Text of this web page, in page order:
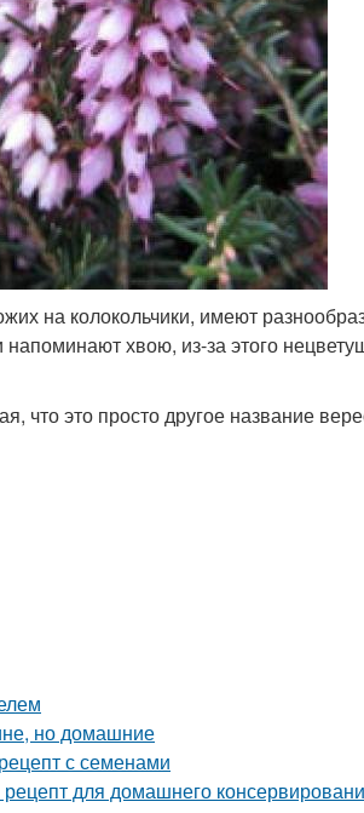
на колокольчики, имеют
хвою, из-за этого
что это просто другое название
но домашние
с семенами
для домашнего